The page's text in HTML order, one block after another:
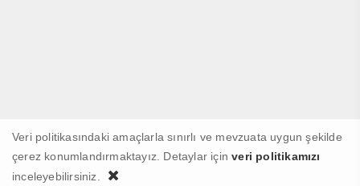
Veri politikasındaki amaçlarla sınırlı ve mevzuata uygun şekilde
çerez konumlandırmaktayız. Detaylar içinveri politikamızı
inceleyebilirsiniz.